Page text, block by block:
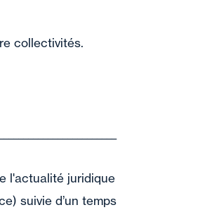
collectivités.
l'actualité juridique
suivie d’un temps